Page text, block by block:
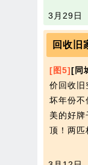
3月29日
回收旧
[图5][同
价回收旧
坏年份不
美的好
顶！两